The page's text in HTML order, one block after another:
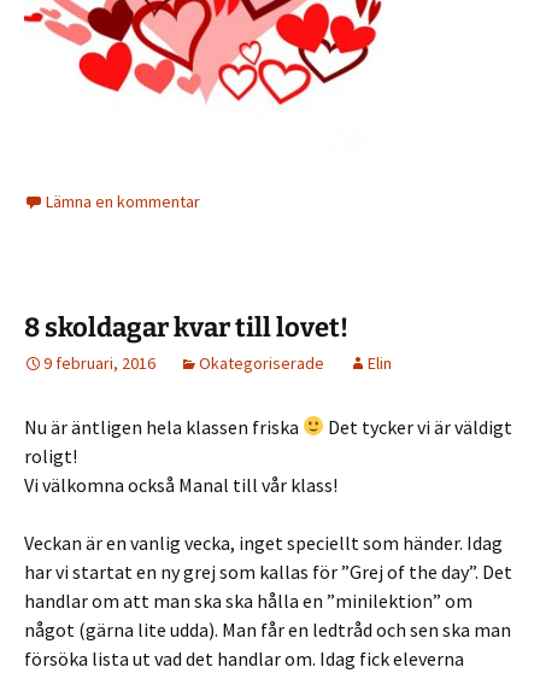
Lämna en kommentar
8 skoldagar kvar till lovet!
9 februari, 2016 Okategoriserade Elin
Nu är äntligen hela klassen friska
Det tycker vi är väldigt
roligt!
Vi välkomna också Manal till vår klass!
Veckan är en vanlig vecka, inget speciellt som händer. Idag
har vi startat en ny grej som kallas för ”Grej of the day”. Det
handlar om att man ska ska hålla en ”minilektion” om
något (gärna lite udda). Man får en ledtråd och sen ska man
försöka lista ut vad det handlar om. Idag fick eleverna